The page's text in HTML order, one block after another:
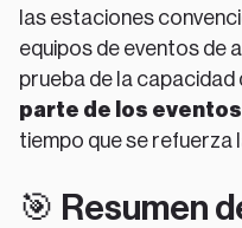
las estaciones
equipos de eventos de
prueba de la capacidad
parte de los
tiempo que se refuerza
🎯 Resumen